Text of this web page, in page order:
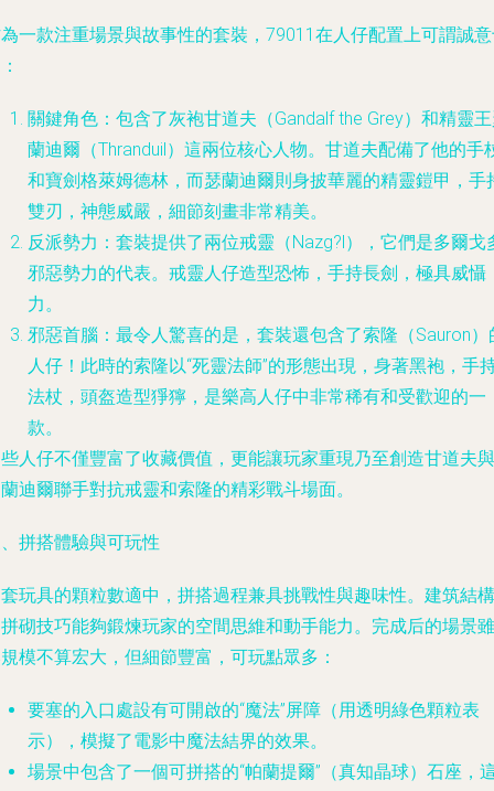
一款注重場景與故事性的套裝，79011在人仔配置上可謂誠
關鍵角色 ：包含了灰袍甘道夫（Gandalf the Grey）和精靈
蘭迪爾（Thranduil）這兩位核心人物。甘道夫配備了他的手
和寶劍格萊姆德林，而瑟蘭迪爾則身披華麗的精靈鎧甲，手
雙刃，神態威嚴，細節刻畫非常精美。
反派勢力 ：套裝提供了兩位戒靈（Nazg?l），它們是多爾戈
邪惡勢力的代表。戒靈人仔造型恐怖，手持長劍，極具威懾
力。
邪惡首腦 ：最令人驚喜的是，套裝還包含了索隆 （Sauron）
人仔！此時的索隆以“死靈法師”的形態出現，身著黑袍，手
法杖，頭盔造型猙獰，是樂高人仔中非常稀有和受歡迎的一
款。
人仔不僅豐富了收藏價值，更能讓玩家重現乃至創造甘道夫與
迪爾聯手對抗戒靈和索隆的精彩戰斗場面。
拼搭體驗與可玩性
玩具的顆粒數適中，拼搭過程兼具挑戰性與趣味性。建筑結構
砌技巧能夠鍛煉玩家的空間思維和動手能力。完成后的場景雖
模不算宏大，但細節豐富，可玩點眾多：
要塞的入口處設有可開啟的“魔法”屏障（用透明綠色顆粒表
示），模擬了電影中魔法結界的效果。
場景中包含了一個可拼搭的“帕蘭提爾”（真知晶球）石座，